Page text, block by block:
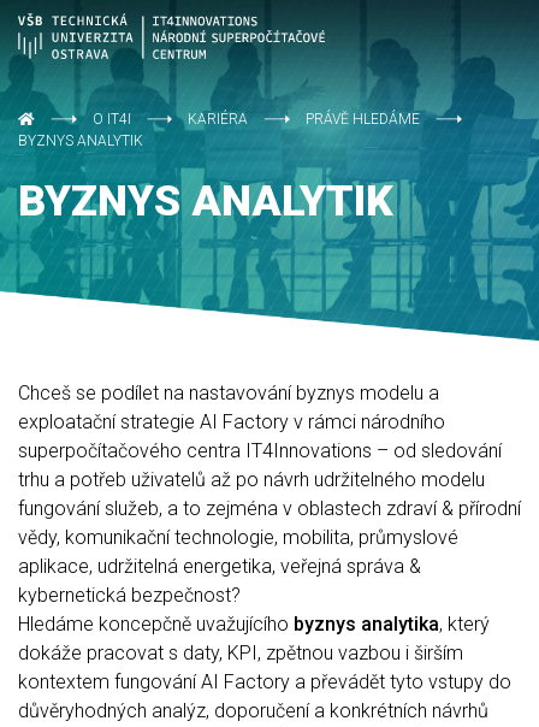
O IT4I KARIÉRA
PRÁVĚ HLEDÁME
BYZNYS ANALYTIK
BYZNYS ANALYTIK
Chceš se podílet na nastavování byznys modelu a
exploatační strategie AI Factory v rámci národního
superpočítačového centra IT4Innovations – od sledování
trhu a potřeb uživatelů až po návrh udržitelného modelu
fungování služeb, a to zejména v oblastech zdraví & přírodní
vědy, komunikační technologie, mobilita, průmyslové
aplikace, udržitelná energetika, veřejná správa &
kybernetická bezpečnost?
Hledáme koncepčně uvažujícího byznys analytika, který
dokáže pracovat s daty, KPI, zpětnou vazbou i širším
kontextem fungování AI Factory a převádět tyto vstupy do
důvěryhodných analýz, doporučení a konkrétních návrhů